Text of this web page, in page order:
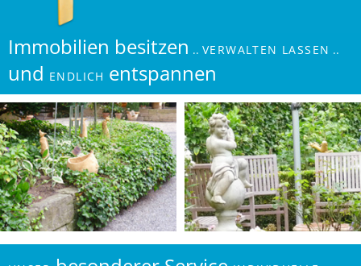
Immobilien besitzen .. VERWALTEN LASSEN ..
und ENDLICH entspannen